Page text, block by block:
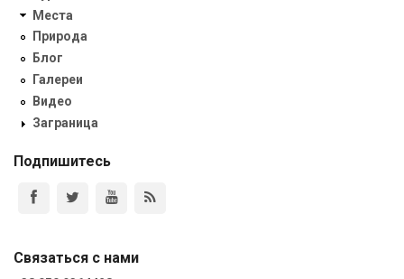
Места
Природа
Блог
Галереи
Видео
Заграница
Подпишитесь
Связаться с нами